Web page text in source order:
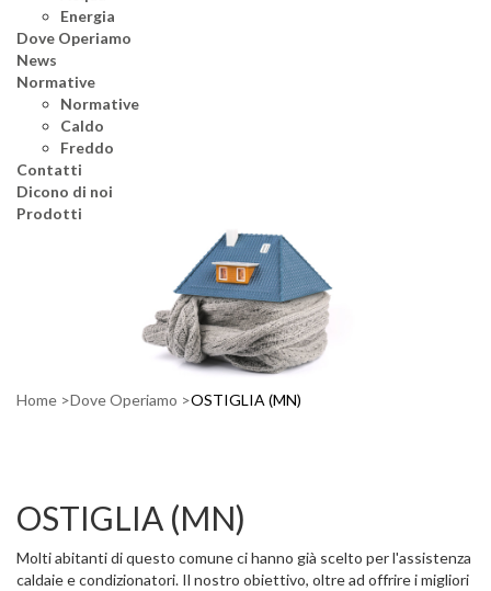
Energia
Dove Operiamo
News
Normative
Normative
Caldo
Freddo
Contatti
Dicono di noi
Prodotti
Home Dove Operiamo OSTIGLIA (MN)
OSTIGLIA (MN)
Molti abitanti di questo comune ci hanno già scelto per l'assistenza
caldaie e condizionatori. Il nostro obiettivo, oltre ad offrire i migliori